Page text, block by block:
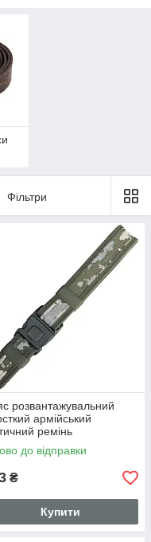
по довжині для
Фільтри
розвантажувальний
армійський
ремінь
Піксель)
5 см, макс. довжина
до відправки
₴
Купити